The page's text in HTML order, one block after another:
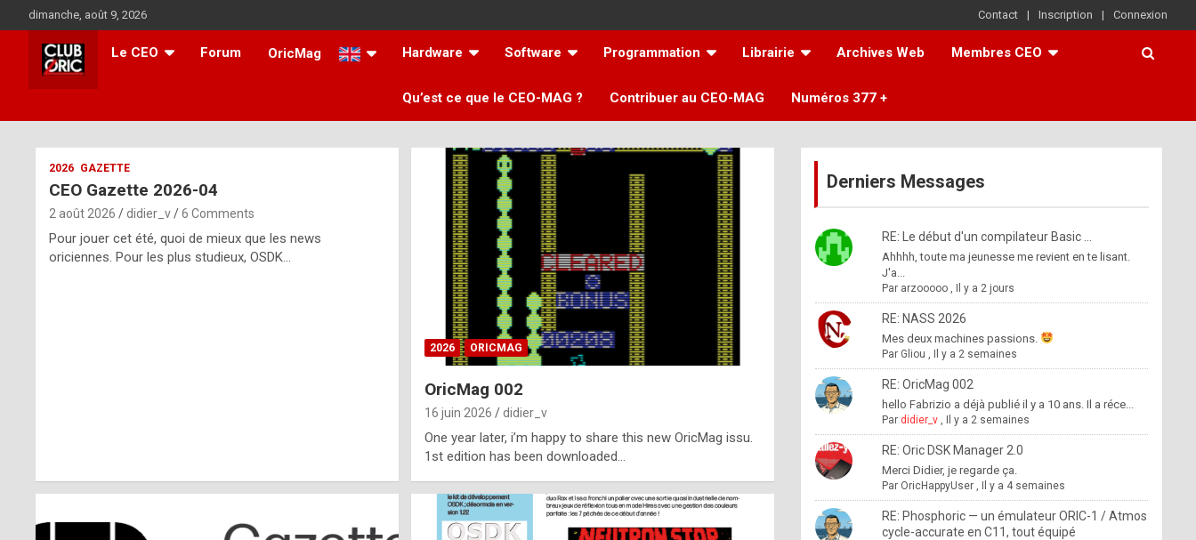
to
content
dimanche, août 9, 2026 Contact Inscription Connexion
Le CEO Forum OricMag Hardware Software Programmation Librairie Archives Web Membres CEO
Qu’est ce que le CEO-MAG ? Contribuer au CEO-MAG Numéros 377 +
2026 GAZETTE
CEO Gazette 2026-04
2 août 2026 didier_v 6 Comments
Pour jouer cet été, quoi de mieux que les news
oriciennes. Pour les plus studieux, OSDK…
2026 ORICMAG
OricMag 002
16 juin 2026 didier_v
One year later, i’m happy to share this new OricMag issu.
1st edition has been downloaded…
Derniers Messages
RE: Le début d'un compilateur Basic ...
Ahhhh, toute ma jeunesse me revient en te lisant.
J'a...
Par arzooooo, Il y a 2 jours
RE: NASS 2026
Mes deux machines passions.
Par Gliou , Il y a 2 semaines
RE: OricMag 002
hello Fabrizio a déjà publié il y a 10 ans. Il a réce...
Par didier_v, Il y a 2 semaines
RE: Oric DSK Manager 2.0
Merci Didier, je regarde ça.
Par OricHappyUser, Il y a 4 semaines
RE: Phosphoric — un émulateur ORIC-1 / Atmos
cycle-accurate en C11, tout équipé